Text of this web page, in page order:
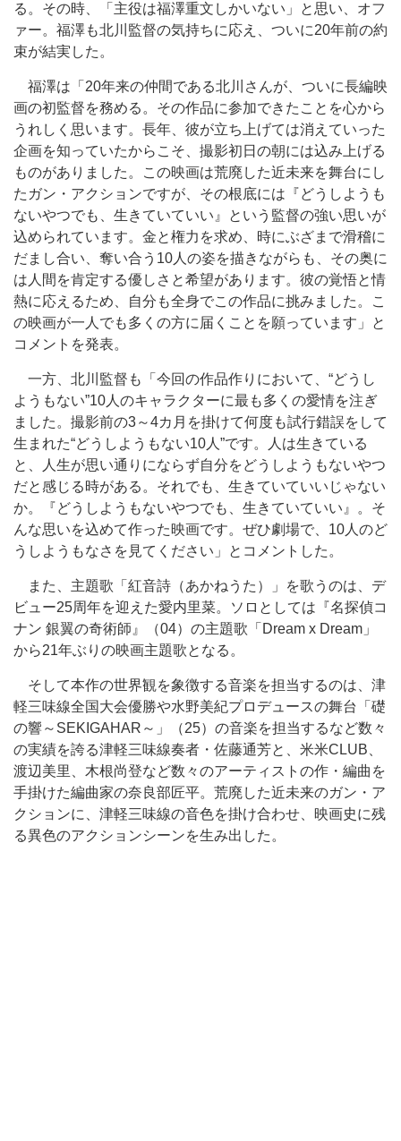
る。その時、「主役は福澤重⽂しかいない」と思い、オフ
ァー。福澤も北川監督の気持ちに応え、ついに20年前の約
束が結実した。
福澤は「20年来の仲間である北川さんが、ついに⻑編映
画の初監督を務める。その作品に参加できたことを⼼から
うれしく思います。⻑年、彼が⽴ち上げては消えていった
企画を知っていたからこそ、撮影初⽇の朝には込み上げる
ものがありました。この映画は荒廃した近未来を舞台にし
たガン・アクションですが、その根底には『どうしようも
ないやつでも、⽣きていていい』という監督の強い思いが
込められています。⾦と権⼒を求め、時にぶざまで滑稽に
だまし合い、奪い合う10⼈の姿を描きながらも、その奥に
は⼈間を肯定する優しさと希望があります。彼の覚悟と情
熱に応えるため、⾃分も全⾝でこの作品に挑みました。こ
の映画が一人でも多くの⽅に届くことを願っています」と
コメントを発表。
一方、北川監督も「今回の作品作りにおいて、“どうし
ようもない”10⼈のキャラクターに最も多くの愛情を注ぎ
ました。撮影前の3～4カ⽉を掛けて何度も試⾏錯誤をして
⽣まれた“どうしようもない10⼈”です。⼈は⽣きている
と、⼈⽣が思い通りにならず⾃分をどうしようもないやつ
だと感じる時がある。それでも、⽣きていていいじゃない
か。『どうしようもないやつでも、⽣きていていい』。そ
んな思いを込めて作った映画です。ぜひ劇場で、10⼈のど
うしようもなさを見てください」とコメントした。
また、主題歌「紅⾳詩（あかねうた）」を歌うのは、デ
ビュー25周年を迎えた愛内⾥菜。ソロとしては『名探偵コ
ナン 銀翼の奇術師』（04）の主題歌「Dream x Dream」
から21年ぶりの映画主題歌となる。
そして本作の世界観を象徴する⾳楽を担当するのは、津
軽三味線全国⼤会優勝や⽔野美紀プロデュースの舞台「礎
の響～SEKIGAHAR～」（25）の⾳楽を担当するなど数々
の実績を誇る津軽三味線奏者・佐藤通芳と、⽶⽶CLUB、
渡辺美⾥、⽊根尚登など数々のアーティストの作・編曲を
手掛けた編曲家の奈良部匠平。荒廃した近未来のガン・ア
クションに、津軽三味線の⾳⾊を掛け合わせ、映画史に残
る異⾊のアクションシーンを⽣み出した。